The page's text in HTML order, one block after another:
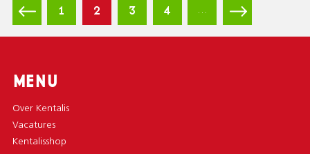
A
G
I
R
I
N
G
Vorige
pagina
Page
1
Huidige
pagina
2 Page
3 Page
4 …
Volgende
pagina
MENU
Over Kentalis
Vacatures
Kentalisshop